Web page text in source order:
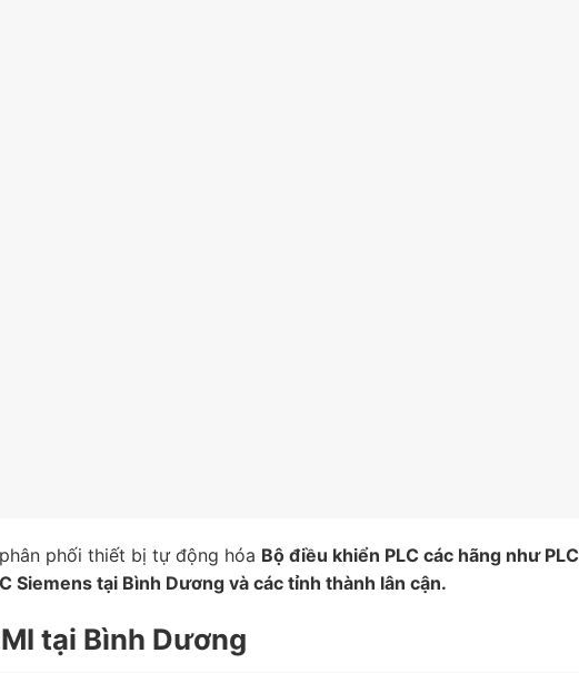
phối thiết bị tự động hóa Bộ điều khiển PLC các hãng như PLC
Siemens tại Bình Dương và các tỉnh thành lân cận.
tại Bình Dương